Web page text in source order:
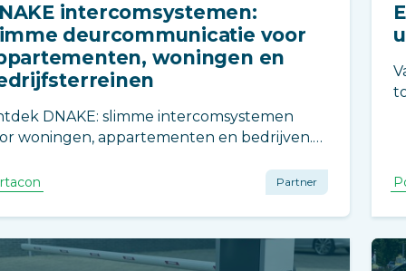
intercomsystemen:
deurcommunicatie voor
woningen en
DNAKE: slimme intercomsystemen
woningen, appartementen en bedrijven.
retrofit systemen. Veilig communiceren,
toegang beheren en klaar voor de
Partner